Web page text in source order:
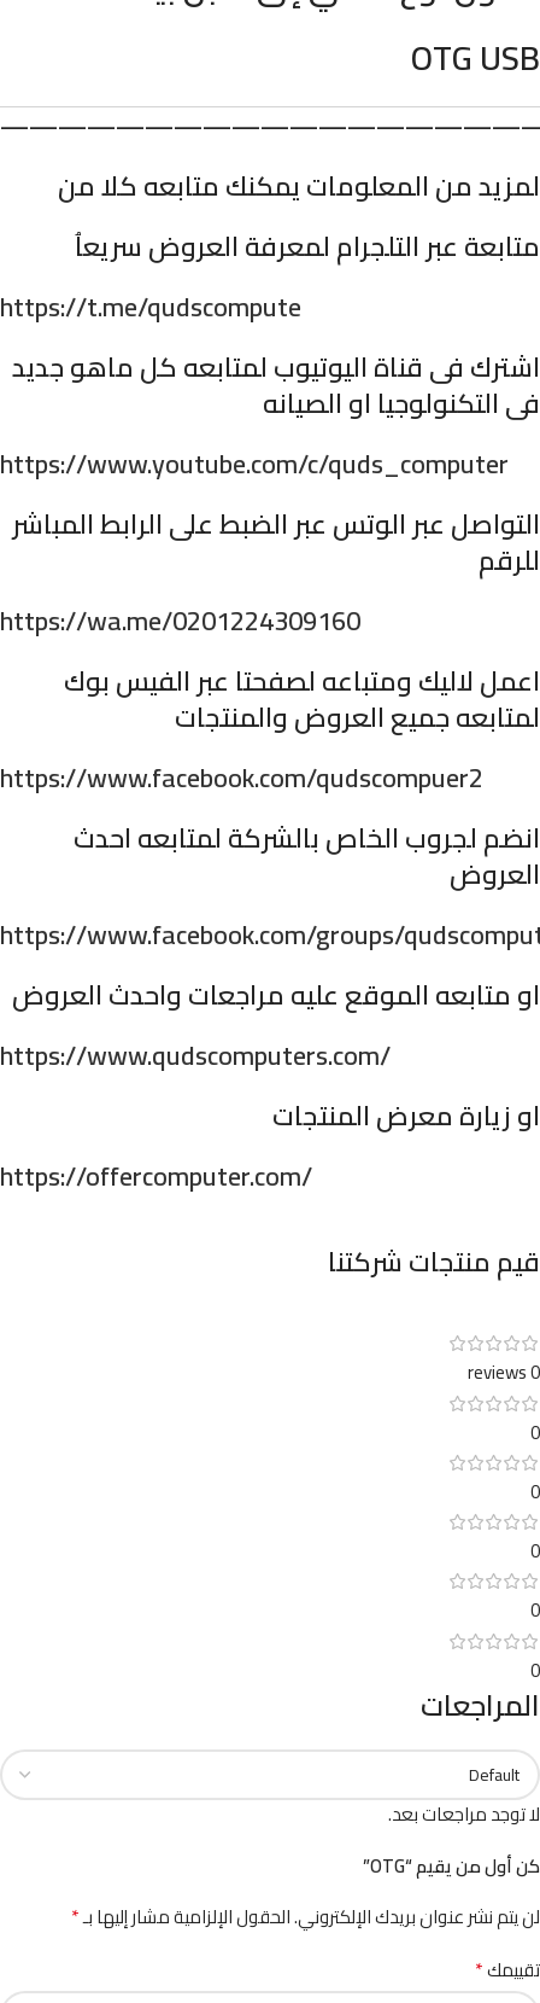
OTG USB
لمزيد من المعلومات يمكنك متابعه كلا من
متابعة عبر التلجرام لمعرفة العروض سريعاُ
https://t.me/qudscompute
اشترك فى قناة اليوتيوب لمتابعه كل ماهو جديد
فى التكنولوجيا او الصيانه
https://www.youtube.com/c/quds_computer
التواصل عبر الوتس عبر الضبط على الرابط المباشر
للرقم
https://wa.me/0201224309160
اعمل لاليك ومتباعه لصفحتا عبر الفيس بوك
لمتابعه جميع العروض والمنتجات
https://www.facebook.com/qudscompuer2
انضم لجروب الخاص بالشركة لمتابعه احدث
العروض
https://www.facebook.com/groups/
او متابعه الموقع عليه مراجعات واحدث العروض
https://www.qudscomputers.com/
او زيارة معرض المنتجات
https://offercomputer.com/
قيم منتجات شركتنا
0 reviews
0
0
0
0
0
المراجعات
لا توجد مراجعات بعد.
كن أول من يقيم “OTG”
لن يتم نشر عنوان بريدك الإلكتروني.الحقول الإلزامية مشار إليها بـ*
تقييمك*